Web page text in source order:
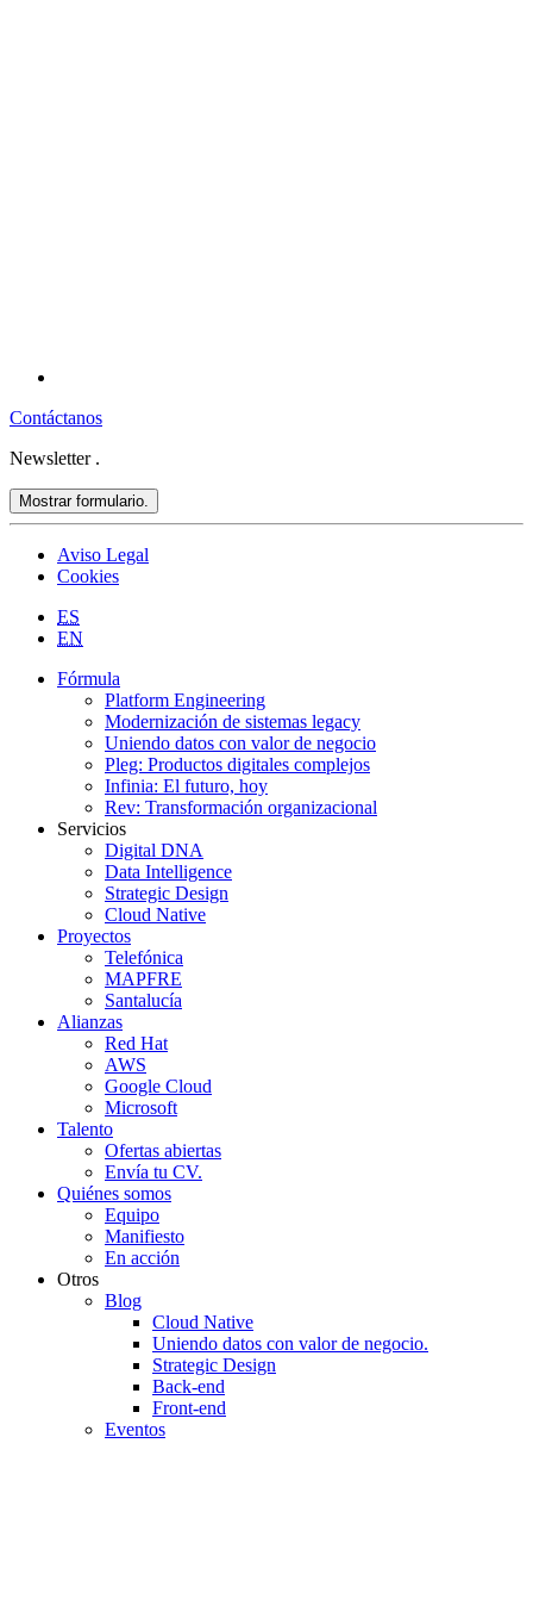
Contáctanos
Newsletter .
Mostrar formulario.
Aviso Legal
Cookies
ES
EN
Fórmula
Platform Engineering
Modernización de sistemas legacy
Uniendo datos con valor de negocio
Pleg: Productos digitales complejos
Infinia: El futuro, hoy
Rev: Transformación organizacional
Servicios
Digital DNA
Data Intelligence
Strategic Design
Cloud Native
Proyectos
Telefónica
MAPFRE
Santalucía
Alianzas
Red Hat
AWS
Google Cloud
Microsoft
Talento
Ofertas abiertas
Envía tu CV.
Quiénes somos
Equipo
Manifiesto
En acción
Otros
Blog
Cloud Native
Uniendo datos con valor de negocio.
Strategic Design
Back-end
Front-end
Eventos